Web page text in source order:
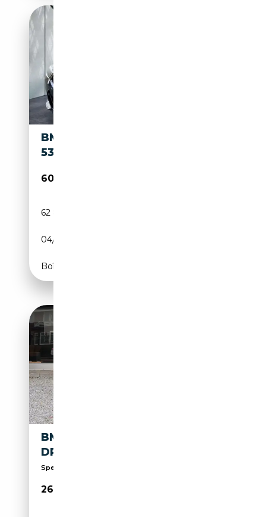
BMW -56% M850IA XDRIVE
530CH 44CV
60 990€
62 867 km
04/2021
Boîte automatique
BMW M3 E46 CABRIO EX F1
DRIVER
Specialist in Audi, BMW, Porsche en Volkswagen.
26 950€